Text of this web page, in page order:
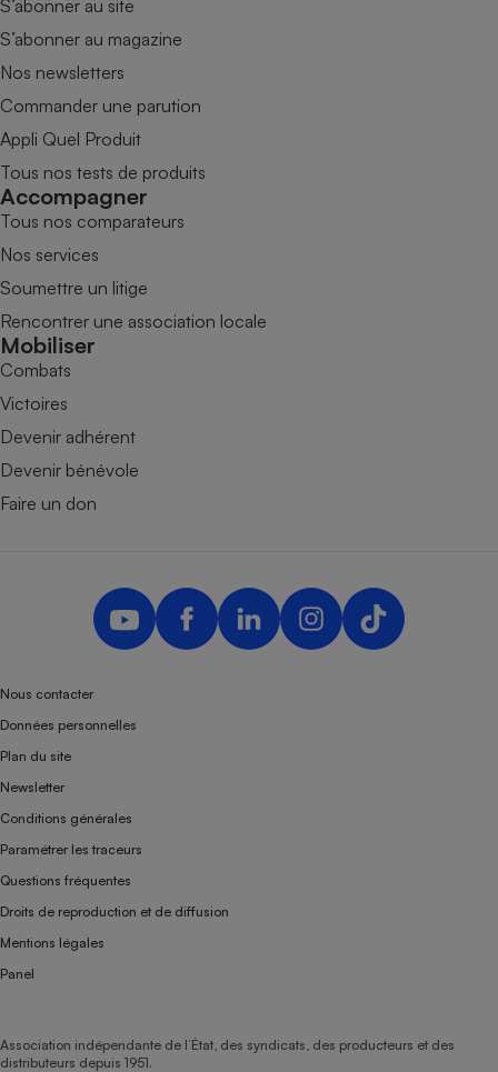
S’abonner au site
S’abonner au magazine
Nos newsletters
Commander une parution
Appli Quel Produit
Tous nos tests de produits
Accompagner
Tous nos comparateurs
Nos services
Soumettre un litige
Rencontrer une association locale
Mobiliser
Combats
Victoires
Devenir adhérent
Devenir bénévole
Faire un don
Nous contacter
Données personnelles
Plan du site
Newsletter
Conditions générales
Paramétrer les traceurs
Questions fréquentes
Droits de reproduction et de diffusion
Mentions légales
Panel
Association indépendante de l’État, des syndicats, des producteurs et des
distributeurs depuis 1951.